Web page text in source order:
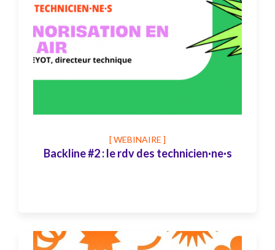
[ WEBINAIRE ]
Backline #2 : le rdv des technicien·ne·s